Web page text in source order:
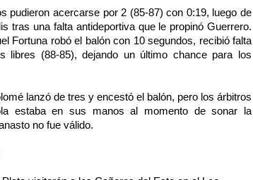
pudieron acercarse por 2 (85-87) con 0:19, luego de
tras una falta antideportiva que le propinó Guerrero.
Fortuna robó el balón con 10 segundos, recibió falta
libres (88-85), dejando un último chance para los
lanzó de tres y encestó el balón, pero los árbitros
estaba en sus manos al momento de sonar la
no fue válido.